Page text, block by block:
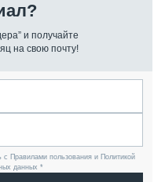
и получайте
на свою почту!
Правилами пользования и Политикой
данных *